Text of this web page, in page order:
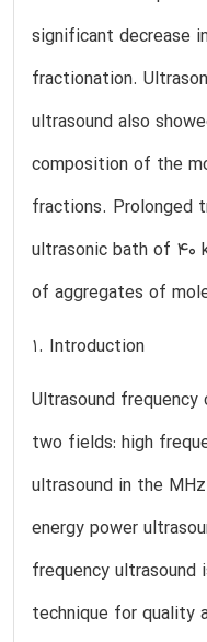
significant decrease
fractionation.
ultrasound also
composition of the
fractions. Prolonged
ultrasonic bath of 40
of aggregates of
1. Introduction
Ultrasound
two fields: high
ultrasound in the
energy power
frequency ultrasound
technique for quality